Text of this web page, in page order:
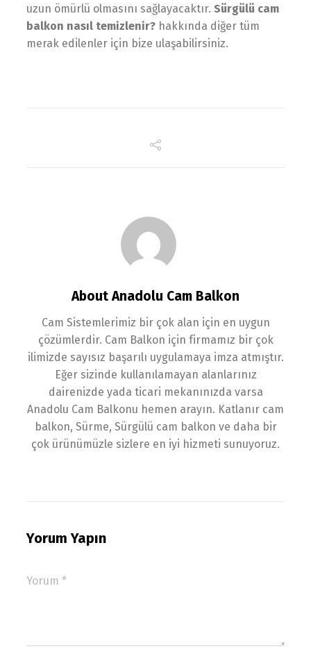
uzun ömürlü olmasını sağlayacaktır. Sürgülü cam
balkon nasıl temizlenir? hakkında diğer tüm
merak edilenler için bize ulaşabilirsiniz.
About Anadolu Cam Balkon
Cam Sistemlerimiz bir çok alan için en uygun
çözümlerdir. Cam Balkon için firmamız bir çok
ilimizde sayısız başarılı uygulamaya imza atmıştır.
Eğer sizinde kullanılamayan alanlarınız
dairenizde yada ticari mekanınızda varsa
Anadolu Cam Balkonu hemen arayın. Katlanır cam
balkon, Sürme, Sürgülü cam balkon ve daha bir
çok ürünümüzle sizlere en iyi hizmeti sunuyoruz.
Yorum Yapın